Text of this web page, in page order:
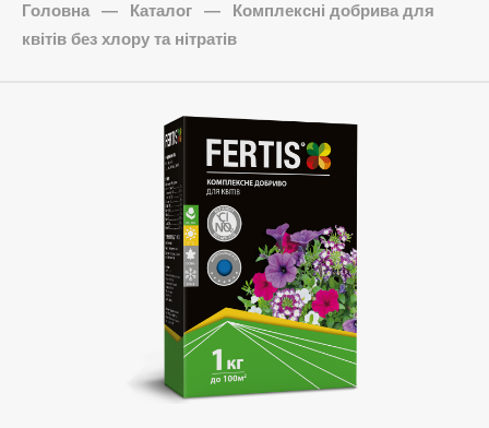
Головна — Каталог —
Комплексні добрива для
квітів без хлору та нітратів